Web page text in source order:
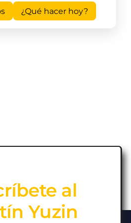
¿Qué hacer hoy?
al
Yuzin